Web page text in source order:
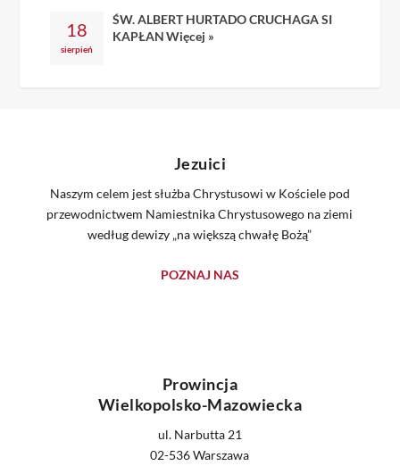
18
sierpień
ŚW. ALBERT HURTADO CRUCHAGA SI
KAPŁAN Więcej »
Jezuici
Naszym celem jest służba Chrystusowi w Kościele pod
przewodnictwem Namiestnika Chrystusowego na ziemi
według dewizy „na większą chwałę Bożą”
POZNAJ NAS
Prowincja
Wielkopolsko-Mazowiecka
ul. Narbutta 21
02-536 Warszawa